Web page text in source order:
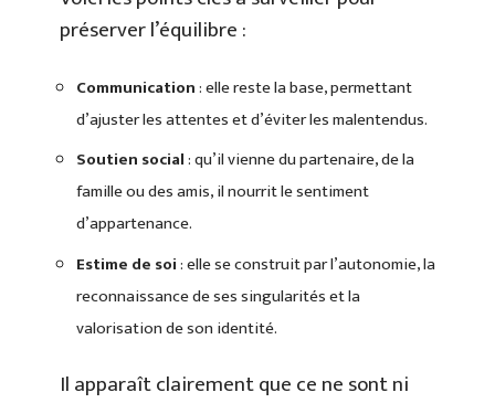
préserver l’équilibre :
Communication: elle reste la base, permettant
d’ajuster les attentes et d’éviter les malentendus.
Soutien social: qu’il vienne du partenaire, de la
famille ou des amis, il nourrit le sentiment
d’appartenance.
Estime de soi: elle se construit par l’autonomie, la
reconnaissance de ses singularités et la
valorisation de son identité.
Il apparaît clairement que ce ne sont ni